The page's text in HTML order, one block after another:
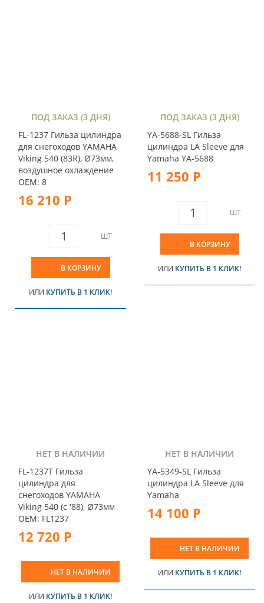
ПОД ЗАКАЗ (3 ДНЯ)
FL-1237 Гильза цилиндра
для снегоходов YAMAHA
Viking 540 (83R), Ø73мм,
воздушное охлаждение
OEM: 8
16 210 Р
ШТ
В КОРЗИНУ
ИЛИ КУПИТЬ В 1 КЛИК!
ПОД ЗАКАЗ (3 ДНЯ)
YA-5688-SL Гильза
цилиндра LA Sleeve для
Yamaha YA-5688
11 250 Р
ШТ
В КОРЗИНУ
ИЛИ КУПИТЬ В 1 КЛИК!
НЕТ В НАЛИЧИИ
FL-1237T Гильза
цилиндра для
снегоходов YAMAHA
Viking 540 (c '88), Ø73мм
OEM: FL1237
12 720 Р
НЕТ В НАЛИЧИИ
ИЛИ КУПИТЬ В 1 КЛИК!
НЕТ В НАЛИЧИИ
YA-5349-SL Гильза
цилиндра LA Sleeve для
Yamaha
14 100 Р
НЕТ В НАЛИЧИИ
ИЛИ КУПИТЬ В 1 КЛИК!